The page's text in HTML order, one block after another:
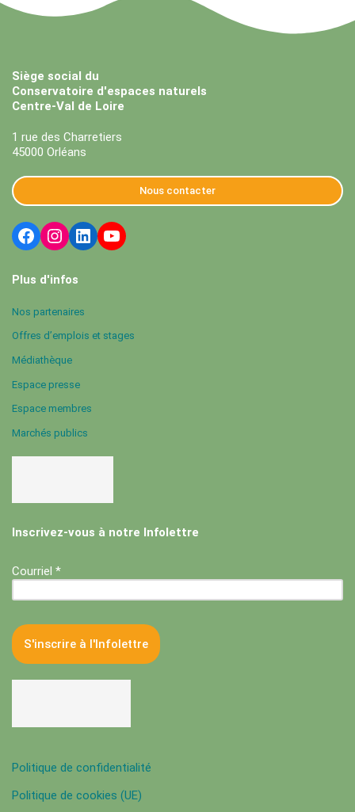
Siège social du
Conservatoire d'espaces naturels
Centre-Val de Loire
1 rue des Charretiers
45000 Orléans
Nous contacter
Plus d'infos
Nos partenaires
Offres d’emplois et stages
Médiathèque
Espace presse
Espace membres
Marchés publics
Inscrivez-vous à notre Infolettre
Courriel *
Politique de confidentialité
Politique de cookies (UE)